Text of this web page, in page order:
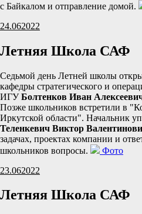
с Байкалом и отправление домой.
24.062022
Летняя Школа САФ
Седьмой день Летней школы
кафедры стратегического и
ИГУБолтенков Иван
Позже школьников встретили в
Иркутской области". Начальник
Теленкевич Виктор
задачах, проектах компании и
школьников вопросы.
Фото
23.062022
Летняя Школа САФ